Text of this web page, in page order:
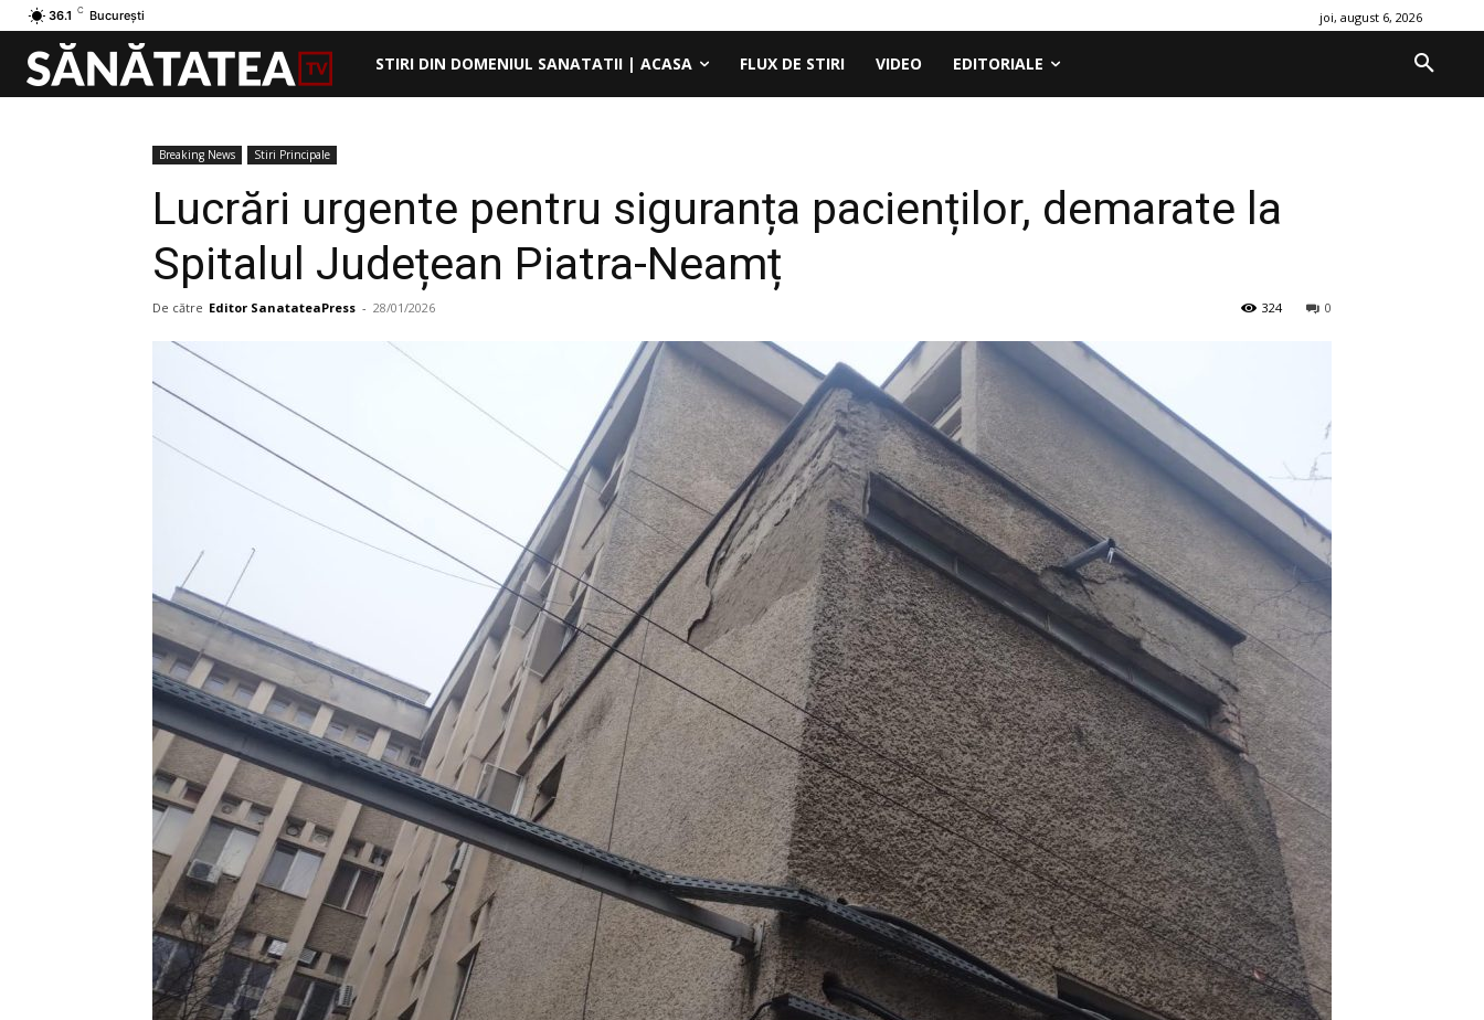
36.1 C București joi, august 6, 2026
STIRI DIN DOMENIUL SANATATII | ACASA FLUX DE STIRI VIDEO EDITORIALE
Breaking News Stiri Principale
Lucrări urgente pentru siguranța pacienților, demarate la
Spitalul Județean Piatra-Neamț
De către Editor SanatateaPress - 28/01/2026 0
324